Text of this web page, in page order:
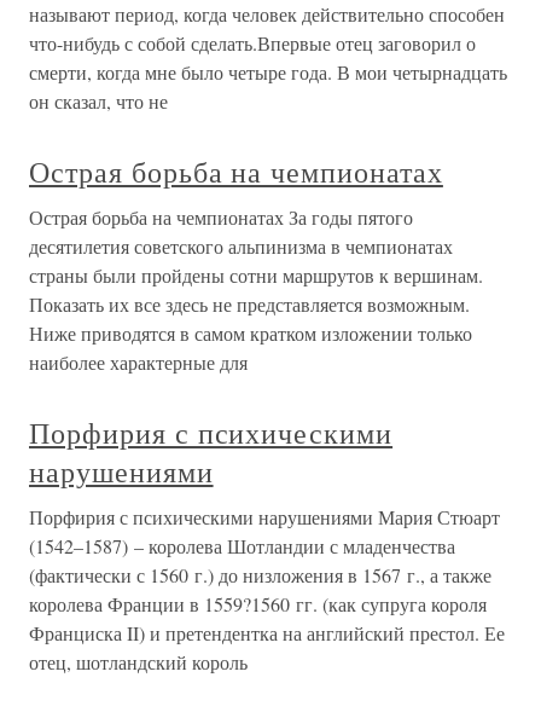
называют период, когда человек действительно способен
что-нибудь с собой сделать.Впервые отец заговорил о
смерти, когда мне было четыре года. В мои четырнадцать
он сказал, что не
Острая борьба на чемпионатах
Острая борьба на чемпионатах За годы пятого
десятилетия советского альпинизма в чемпионатах
страны были пройдены сотни маршрутов к вершинам.
Показать их все здесь не представляется возможным.
Ниже приводятся в самом кратком изложении только
наиболее характерные для
Порфирия с психическими
нарушениями
Порфирия с психическими нарушениями Мария Стюарт
(1542–1587) – королева Шотландии с младенчества
(фактически с 1560 г.) до низложения в 1567 г., а также
королева Франции в 1559?1560 гг. (как супруга короля
Франциска II) и претендентка на английский престол. Ее
отец, шотландский король